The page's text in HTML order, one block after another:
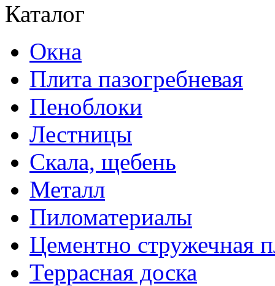
Каталог
Окна
Плита пазогребневая
Пеноблоки
Лестницы
Скала, щебень
Металл
Пиломатериалы
Цементно стружечная
Террасная доска